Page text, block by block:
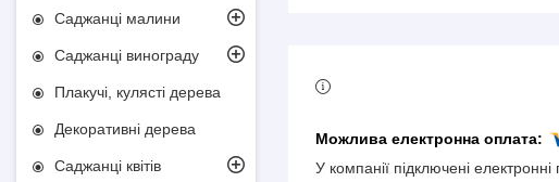
У компанії підключені
Саджанці малини
Саджанці винограду
Плакучі, кулясті дерева
Декоративні дерева
Саджанці квітів